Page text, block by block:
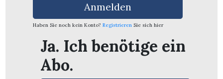
Anmelden
Haben Sie noch kein Konto? Registrieren Sie sich hier
Ja. Ich benötige ein
Abo.